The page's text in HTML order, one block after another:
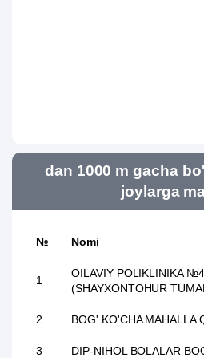
dan 1000 m gacha
joylarga
№ Nomi
1
OILAVIY POLIKLINIKA
(SHAYXONTOHUR
2 BOG' KO'CHA MAHALLA
3 DIP-NIHOL BOLALAR